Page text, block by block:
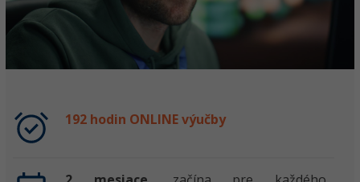
192 hodin ONLINE výučby